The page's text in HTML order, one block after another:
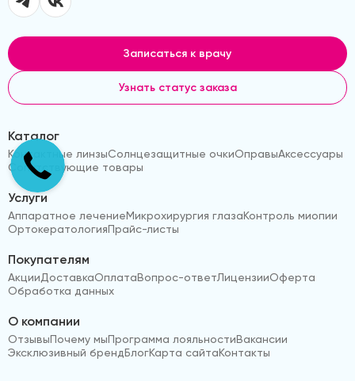
Записаться к врачу
Узнать статус заказа
Каталог
Контактные линзыСолнцезащитные очкиОправыАксессуары
Сопутствующие товары
Услуги
Аппаратное лечениеМикрохирургия глазаКонтроль миопии
ОртокератологияПрайс-листы
Покупателям
АкцииДоставкаОплатаВопрос-ответЛицензииОферта
Обработка данных
О компании
ОтзывыПочему мыПрограмма лояльностиВакансии
Эксклюзивный брендБлогКарта сайтаКонтакты